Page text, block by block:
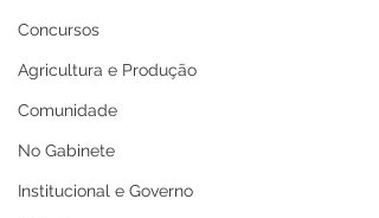
Concursos
Agricultura e Produção
Comunidade
No Gabinete
Institucional e Governo